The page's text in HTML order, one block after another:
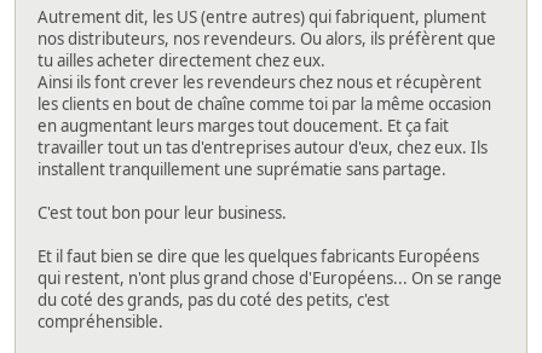
Autrement dit, les US (entre autres) qui fabriquent, plument
nos distributeurs, nos revendeurs. Ou alors, ils préfèrent que
tu ailles acheter directement chez eux.
Ainsi ils font crever les revendeurs chez nous et récupèrent
les clients en bout de chaîne comme toi par la même occasion
en augmentant leurs marges tout doucement. Et ça fait
travailler tout un tas d'entreprises autour d'eux, chez eux. Ils
installent tranquillement une suprématie sans partage.
C'est tout bon pour leur business.
Et il faut bien se dire que les quelques fabricants Européens
qui restent, n'ont plus grand chose d'Européens... On se range
du coté des grands, pas du coté des petits, c'est
compréhensible.